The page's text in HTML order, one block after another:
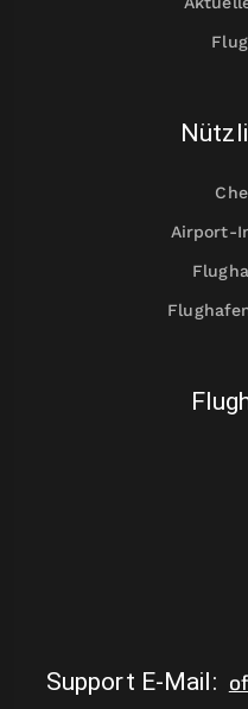
Airport-
Support E-Mail: